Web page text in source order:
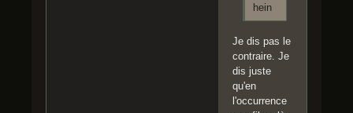
hein
Je dis pas le
contraire. Je
dis juste
qu'en
l'occurrence